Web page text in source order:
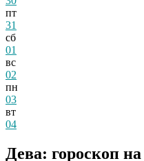
пт
31
сб
01
вс
02
пн
03
вт
04
Дева: гороскоп